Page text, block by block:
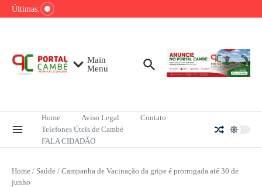
Ir para o conteúdo
Últimas:
Mega-Sena sorteia R$ 165 milhões neste
sobre redução do desmatamento na Amazônia
Main
Menu
Home Aviso Legal
Contato
Telefones Úteis de Cambé
FALA CIDADÃO
Home / Saúde / Campanha de Vacinação da gripe é prorrogada até 30 de
junho